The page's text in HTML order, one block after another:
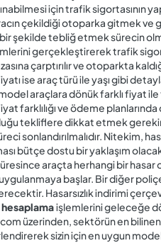
için trafik sigortasının
çekildiği otoparka gitmek ve
şekilde tebliğ etmek sürecin
gerçekleştirerek trafik
çarptırılır ve otoparkta
fiyatı ise araç türü ile yaşı gibi
araçlara dönük farklı fiyat
farklılığı ve ödeme
tekliflere dikkat etmek
sonlandırılmalıdır. Nitekim,
bütçe dostu bir yaklaşım
araçta herhangi bir hasar
başlar. Bir diğer
Hasarsızlık indirimi
işlemlerini geleceğe
üzerinden, sektörün en
sizin için en uygun